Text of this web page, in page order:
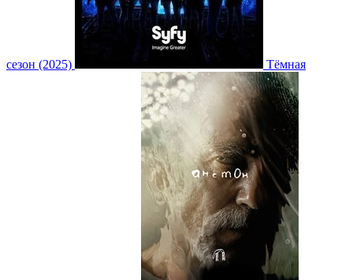
сезон (2025) Тёмная